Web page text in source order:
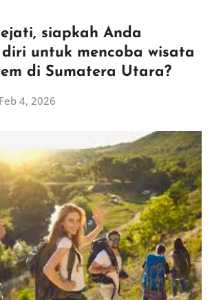
siapkah Anda
untuk mencoba wisata
di Sumatera Utara?
Feb 4, 2026